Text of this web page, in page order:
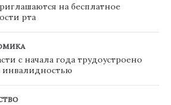
на бесплатное
рта
с начала года трудоустроено
инвалидностью